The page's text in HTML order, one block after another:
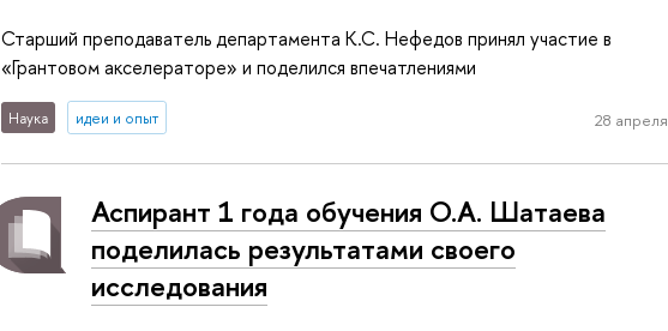
Старший преподаватель департамента К.С. Нефедов принял участие в
«Грантовом акселераторе» и поделился впечатлениями
Наука идеи и опыт 28 апреля
Аспирант 1 года обучения О.А. Шатаева
поделилась результатами своего
исследования